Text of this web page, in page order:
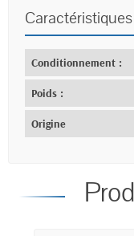
Caractéristiques
Conditionnement :
Poids :
Origine